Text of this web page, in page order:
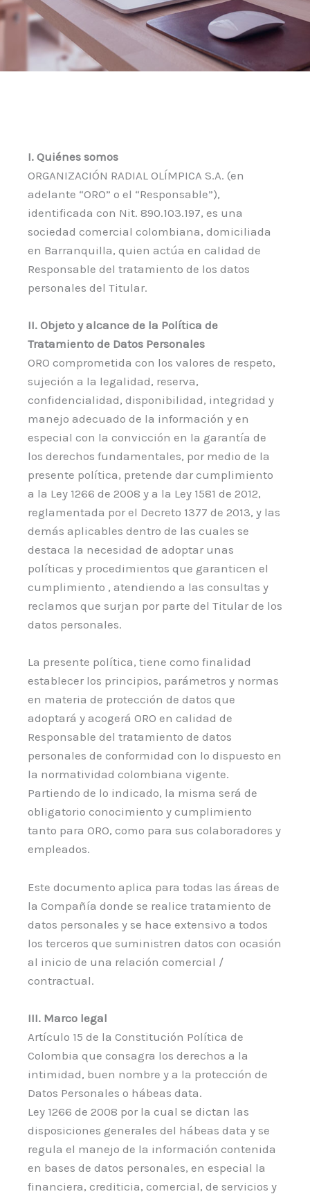
I. Quiénes somos
ORGANIZACIÓN RADIAL OLÍMPICA S.A. (en
adelante “ORO” o el “Responsable”),
identificada con Nit. 890.103.197, es una
sociedad comercial colombiana, domiciliada
en Barranquilla, quien actúa en calidad de
Responsable del tratamiento de los datos
personales del Titular.
II. Objeto y alcance de la Política de
Tratamiento de Datos Personales
ORO comprometida con los valores de respeto,
sujeción a la legalidad, reserva,
confidencialidad, disponibilidad, integridad y
manejo adecuado de la información y en
especial con la convicción en la garantía de
los derechos fundamentales, por medio de la
presente política, pretende dar cumplimiento
a la Ley 1266 de 2008 y a la Ley 1581 de 2012,
reglamentada por el Decreto 1377 de 2013, y las
demás aplicables dentro de las cuales se
destaca la necesidad de adoptar unas
políticas y procedimientos que garanticen el
cumplimiento , atendiendo a las consultas y
reclamos que surjan por parte del Titular de los
datos personales.
La presente política, tiene como finalidad
establecer los principios, parámetros y normas
en materia de protección de datos que
adoptará y acogerá ORO en calidad de
Responsable del tratamiento de datos
personales de conformidad con lo dispuesto en
la normatividad colombiana vigente.
Partiendo de lo indicado, la misma será de
obligatorio conocimiento y cumplimiento
tanto para ORO, como para sus colaboradores y
empleados.
Este documento aplica para todas las áreas de
la Compañía donde se realice tratamiento de
datos personales y se hace extensivo a todos
los terceros que suministren datos con ocasión
al inicio de una relación comercial /
contractual.
III. Marco legal
Artículo 15 de la Constitución Política de
Colombia que consagra los derechos a la
intimidad, buen nombre y a la protección de
Datos Personales o hábeas data.
Ley 1266 de 2008 por la cual se dictan las
disposiciones generales del hábeas data y se
regula el manejo de la información contenida
en bases de datos personales, en especial la
financiera, crediticia, comercial, de servicios y